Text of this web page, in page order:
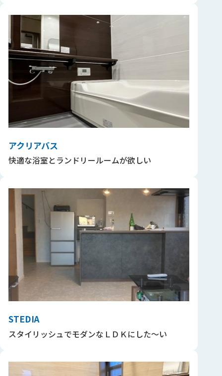
アクリアバス
快適な浴室とランドリールームが欲しい
STEDIA
スタイリッシュでモダンなＬＤＫにした～い